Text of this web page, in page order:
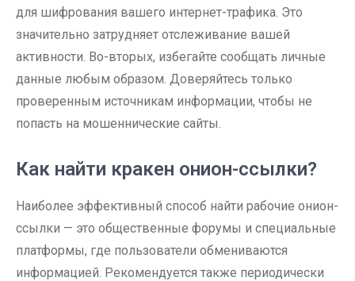
для шифрования вашего интернет-трафика. Это
значительно затрудняет отслеживание вашей
активности. Во-вторых, избегайте сообщать личные
данные любым образом. Доверяйтесь только
проверенным источникам информации, чтобы не
попасть на мошеннические сайты.
Как найти кракен онион-ссылки?
Наиболее эффективный способ найти рабочие онион-
ссылки — это общественные форумы и специальные
платформы, где пользователи обмениваются
информацией. Рекомендуется также периодически